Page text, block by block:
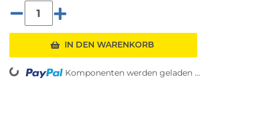
IN DEN WARENKORB
Loading... Komponenten werden geladen ...